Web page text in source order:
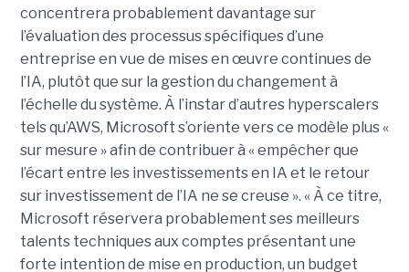
concentrera probablement davantage sur
l’évaluation des processus spécifiques d’une
entreprise en vue de mises en œuvre continues de
l’IA, plutôt que sur la gestion du changement à
l’échelle du système. À l’instar d’autres hyperscalers
tels qu’AWS, Microsoft s’oriente vers ce modèle plus «
sur mesure » afin de contribuer à « empêcher que
l’écart entre les investissements en IA et le retour
sur investissement de l’IA ne se creuse ». « À ce titre,
Microsoft réservera probablement ses meilleurs
talents techniques aux comptes présentant une
forte intention de mise en production, un budget